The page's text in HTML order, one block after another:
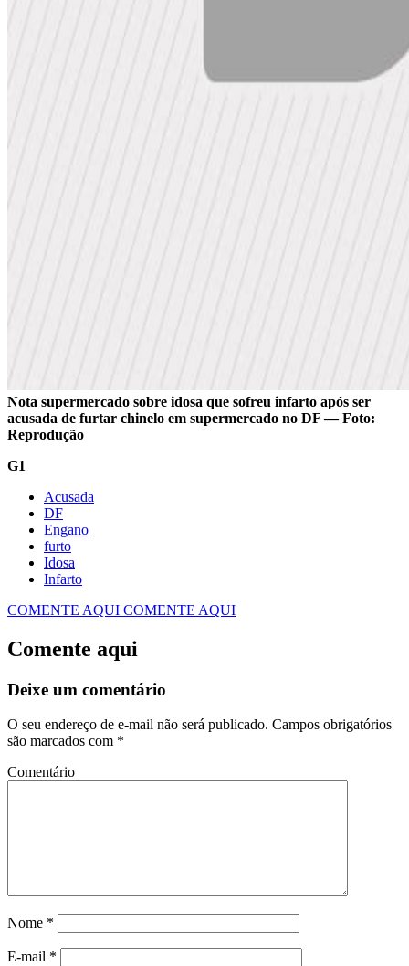
Nota supermercado sobre idosa que sofreu infarto após ser
acusada de furtar chinelo em supermercado no DF — Foto:
Reprodução
G1
Acusada
DF
Engano
furto
Idosa
Infarto
COMENTE AQUI COMENTE AQUI
Comente aqui
Deixe um comentário
O seu endereço de e-mail não será publicado. Campos obrigatórios
são marcados com *
Comentário
Nome *
E-mail *